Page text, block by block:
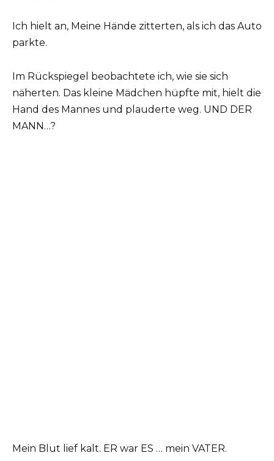
Ich hielt an, Meine Hände zitterten, als ich das Auto
parkte.
Im Rückspiegel beobachtete ich, wie sie sich
näherten. Das kleine Mädchen hüpfte mit, hielt die
Hand des Mannes und plauderte weg. UND DER
MANN…?
Mein Blut lief kalt. ER war ES … mein VATER.